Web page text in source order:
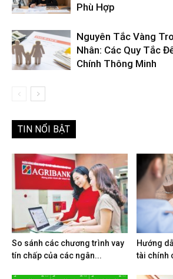
Phù Hợp
Nguyên Tắc Vàng
Nhân: Các Quy Tắc
Chính Thông Minh
TIN NỔI BẬT
So sánh các chương trình vay
tín chấp của các ngân...
Hướng
tài chính